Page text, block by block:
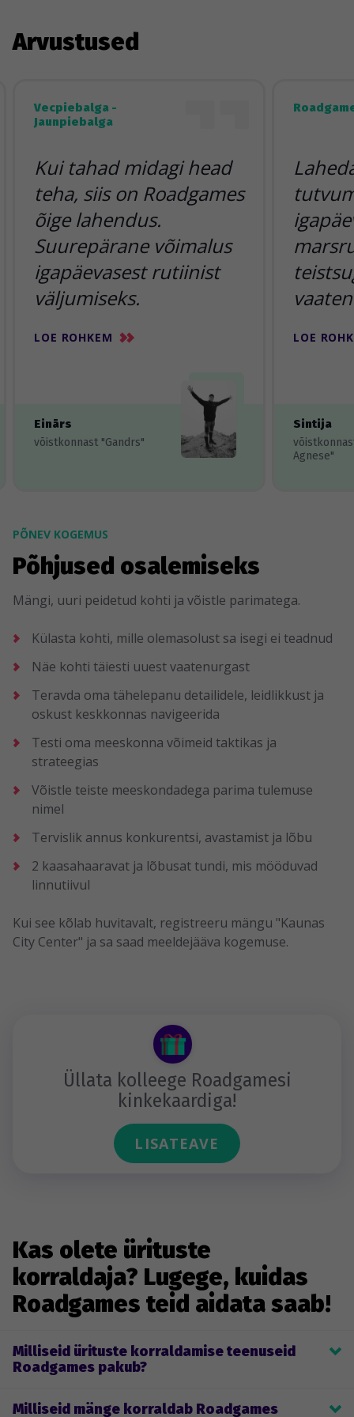
Arvustused
Vecpiebalga -
Jaunpiebalga
Kui tahad midagi head
teha, siis on Roadgames
õige lahendus.
Suurepärane võimalus
igapäevasest rutiinist
väljumiseks.
LOE ROHKEM
Einārs
võistkonnast "Gandrs"
LOE
Sintija
Agnese"
PÕNEV KOGEMUS
Põhjused osalemiseks
Mängi, uuri peidetud kohti ja võistle parimatega.
Külasta kohti, mille olemasolust sa isegi ei teadnud
Näe kohti täiesti uuest vaatenurgast
Teravda oma tähelepanu detailidele, leidlikkust ja
oskust keskkonnas navigeerida
Testi oma meeskonna võimeid taktikas ja
strateegias
Võistle teiste meeskondadega parima tulemuse
nimel
Tervislik annus konkurentsi, avastamist ja lõbu
2 kaasahaaravat ja lõbusat tundi, mis mööduvad
linnutiivul
Kui see kõlab huvitavalt, registreeru mängu "Kaunas
City Center" ja sa saad meeldejääva kogemuse.
Üllata kolleege Roadgamesi
kinkekaardiga!
LISATEAVE
Kas olete ürituste
korraldaja? Lugege, kuidas
Roadgames teid aidata saab!
Milliseid ürituste korraldamise teenuseid
Roadgames pakub?
temaatiliste firmaürituste ja meeskonnatöö mängude
Milliseid mänge korraldab Roadgames